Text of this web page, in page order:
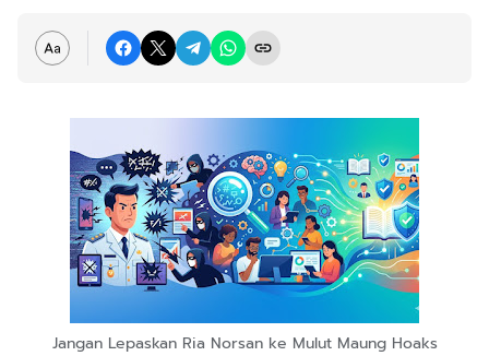
Jangan Lepaskan Ria Norsan ke Mulut Maung Hoaks